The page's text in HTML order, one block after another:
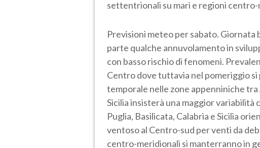
settentrionali su mari e regioni
Previsioni meteo per sabato. Giornata
parte qualche annuvolamento in
con basso rischio di fenomeni.
Centro dove tuttavia nel pomeriggio
temporale nelle zone appenniniche tra
Sicilia insisterà una maggior
Puglia, Basilicata, Calabria e Sicilia
ventoso al Centro-sud per venti da
centro-meridionali si manterranno in